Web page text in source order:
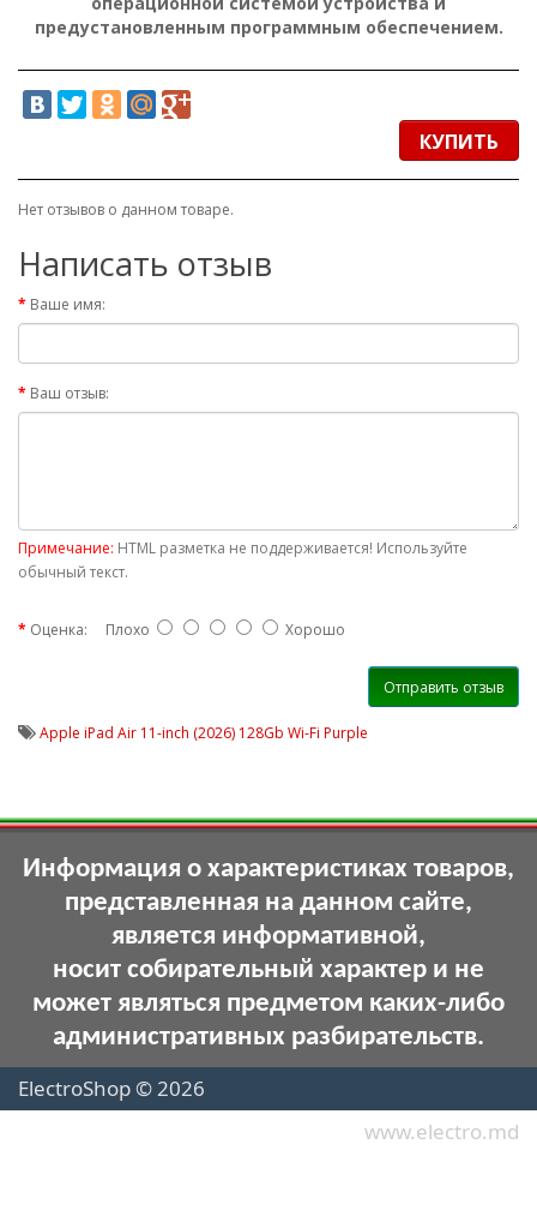
предустановленным программным обеспечением.
КУПИТЬ
Нет отзывов о данном товаре.
Написать отзыв
Ваше имя:
Ваш отзыв:
Примечание: HTML разметка не поддерживается! Используйте
обычный текст.
Оценка: Плохо Хорошо
Отправить отзыв
Apple iPad Air 11-inch (2026) 128Gb Wi-Fi Purple
Информация о характеристиках товаров,
представленная на данном сайте,
является информативной,
носит собирательный характер и не
может являться предметом каких-либо
административных разбирательств.
ElectroShop © 2026
www.electro.md